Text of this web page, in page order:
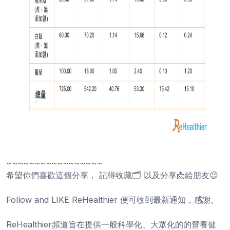
~~~~~~~~~~~~~~~~~
希望你們喜歡這個分享， 記得收藏🗂️ 以及分享📩給朋友😉
Follow and LIKE ReHealthier 便可收到最新通知，感謝。
ReHealthier頻道旨在提供一般科學化、大眾化的的營養健